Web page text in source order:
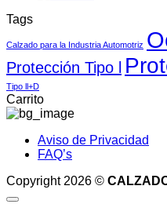
Tags
Calzado para la Industria Automotriz
Protección Tipo l
Tipo ll+D
Carrito
Aviso de Privacidad
FAQ’s
Copyright 2026 ©